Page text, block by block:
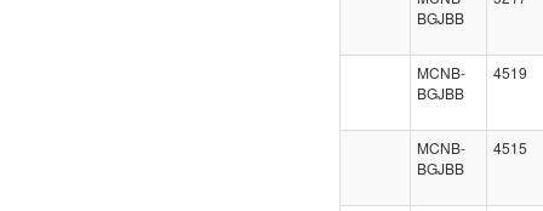
BGJBB
MCNB-
BGJBB
4519
MCNB-
BGJBB
4515